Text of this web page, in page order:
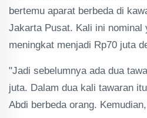
bertemu aparat berbeda di
Jakarta Pusat. Kali ini nominal
meningkat menjadi Rp70 juta
"Jadi sebelumnya ada dua
juta. Dalam dua kali tawaran
Abdi berbeda orang.